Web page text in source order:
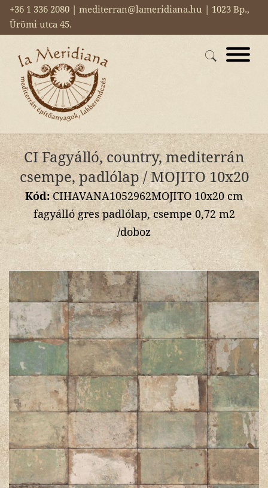
+36 1 336 2080 | mediterran@lameridiana.hu | 1023 Bp.,
Ürömi utca 45.
CI Fagyálló, country, mediterrán
csempe, padlólap / MOJITO 10x20
Kód:CIHAVANA1052962MOJITO 10x20 cm
fagyálló gres padlólap, csempe 0,72 m2
/doboz